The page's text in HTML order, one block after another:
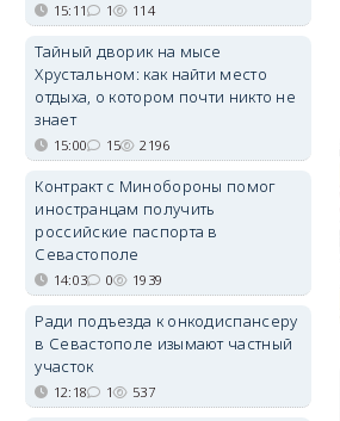
15:11 1 114
Тайный дворик на мысе
Хрустальном: как найти место
отдыха, о котором почти никто не
знает
15:00 15 2196
Контракт с Минобороны помог
иностранцам получить
российские паспорта в
Севастополе
14:03 0 1939
Ради подъезда к онкодиспансеру
в Севастополе изымают частный
участок
12:18 1 537